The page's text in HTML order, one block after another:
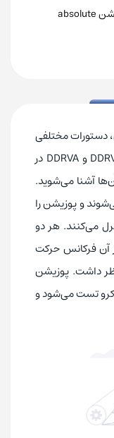
دستورات مختلفی
آشنا می‌شوید.
و پوزیشن را
می‌کنند. هر دو
آن فرکانس حرکت
داشت. پوزیشن
تست می‌شود و